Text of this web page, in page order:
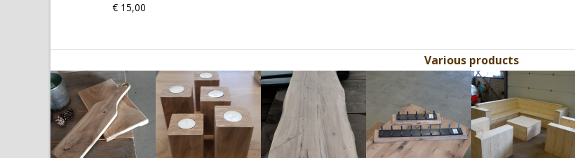
€ 15,00
Various products
Use
the
left
and
right
arrow